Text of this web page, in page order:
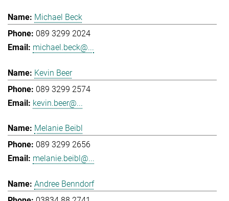
Michael Beck
089 3299 2024
michael.beck@...
Kevin Beer
089 3299 2574
kevin.beer@...
Melanie Beibl
089 3299 2656
melanie.beibl@...
Andree Benndorf